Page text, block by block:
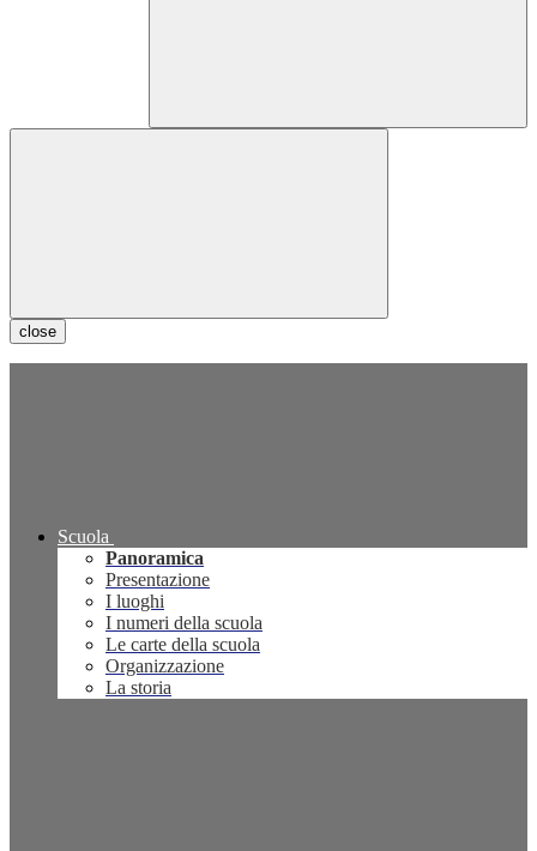
close
Scuola
Panoramica
Presentazione
I luoghi
I numeri della scuola
Le carte della scuola
Organizzazione
La storia